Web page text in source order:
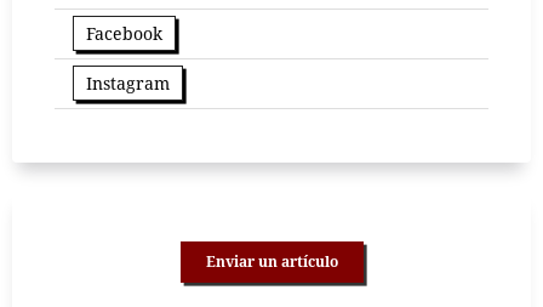
Facebook
Instagram
Enviar un artículo